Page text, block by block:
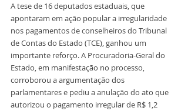
A tese de 16 deputados estaduais, que
apontaram em ação popular a irregularidade
nos pagamentos de conselheiros do Tribunal
de Contas do Estado (TCE), ganhou um
importante reforço. A Procuradoria-Geral do
Estado, em manifestação no processo,
corroborou a argumentação dos
parlamentares e pediu a anulação do ato que
autorizou o pagamento irregular de R$ 1,2